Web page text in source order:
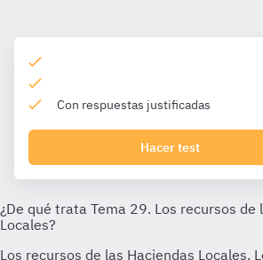
Con respuestas justificadas
Hacer test